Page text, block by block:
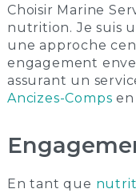
Choisir Marine
nutrition. Je suis
une approche
engagement
assurant un
Ancizes-Comps
En tant que